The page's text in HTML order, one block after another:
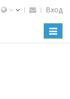
Вход